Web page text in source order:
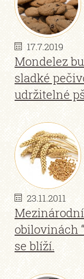
17.7.2019
Mondelez
sladké
udržitelné
23.11.2011
obilovinách
se blíží.